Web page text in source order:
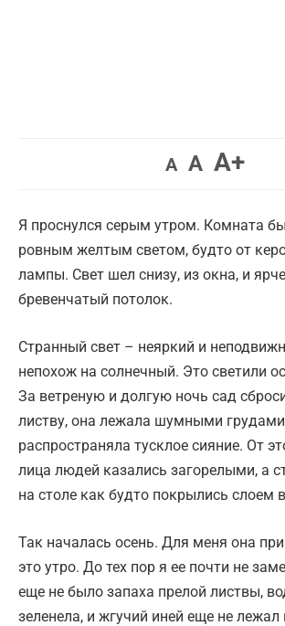
AУменьшить
AВернуть
A+
Я проснулся серым утром. Комната
ровным желтым светом, будто от
лампы. Свет шел снизу, из окна, и
бревенчатый потолок.
Странный свет – неяркий и
непохож на солнечный. Это светили
За ветреную и долгую ночь сад
листву, она лежала шумными
распространяла тусклое сияние. От
лица людей казались загорелыми, а
на столе как будто покрылись слоем
Так началась осень. Для меня она
это утро. До тех пор я ее почти не
еще не было запаха прелой листвы,
зеленела, и жгучий иней еще не лежал